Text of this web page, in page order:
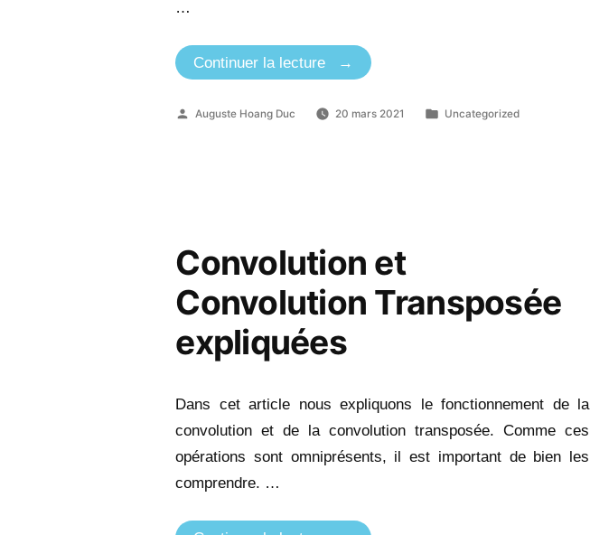
Continuer la lecture
« 5
pour
Kaggle »
Publié
Auguste Hoang Duc 20 mars 2021
Publié
Uncategorized
Convolution et
Convolution Transposée
expliquées
Dans cet article nous expliquons le fonctionnement de la
convolution et de la convolution transposée. Comme ces
opérations sont omniprésents, il est important de bien les
comprendre. …